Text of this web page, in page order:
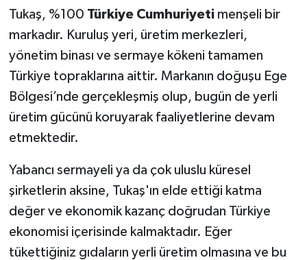
Tukaş, %100 Türkiye Cumhuriyetimenşeli bir
markadır. Kuruluş yeri, üretim merkezleri,
yönetim binası ve sermaye kökeni tamamen
Türkiye topraklarına aittir. Markanın doğuşu Ege
Bölgesi’nde gerçekleşmiş olup, bugün de yerli
üretim gücünü koruyarak faaliyetlerine devam
etmektedir.
Yabancı sermayeli ya da çok uluslu küresel
şirketlerin aksine, Tukaş'ın elde ettiği katma
değer ve ekonomik kazanç doğrudan Türkiye
ekonomisi içerisinde kalmaktadır. Eğer
tükettiğiniz gıdaların yerli üretim olmasına ve bu